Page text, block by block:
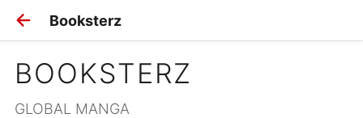
Booksterz
BOOKSTERZ
GLOBAL MANGA